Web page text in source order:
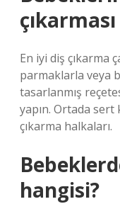
En iyi diş çıkarma
parmaklarla veya
tasarlanmış
yapın. Ortada sert
çıkarma halkaları.
hangisi?